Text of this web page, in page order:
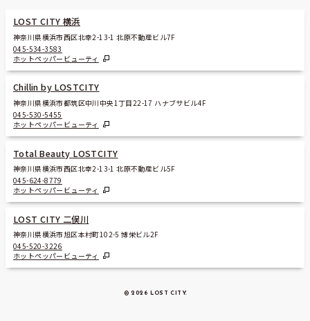
LOST CITY 横浜
神奈川県横浜市西区北幸2-13-1 北原不動産ビル7F
045-534-3583
ホットペッパービューティ
Chillin by LOSTCITY
神奈川県横浜市都筑区中川中央1丁目22-17 ハナブサビル4F
045-530-5455
ホットペッパービューティ
Total Beauty LOSTCITY
神奈川県横浜市西区北幸2-13-1 北原不動産ビル5F
045-624-8779
ホットペッパービューティ
LOST CITY 二俣川
神奈川県横浜市旭区本村町102-5 博栄ビル2F
045-520-3226
ホットペッパービューティ
© 2026 LOST CITY.